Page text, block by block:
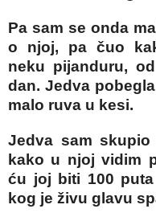
Pa sam se onda
o njoj, pa čuo
neku pijanduru,
dan. Jedva
malo ruva u kesi.
Jedva sam
kako u njoj vidim
ću joj biti 100
kog je živu glavu